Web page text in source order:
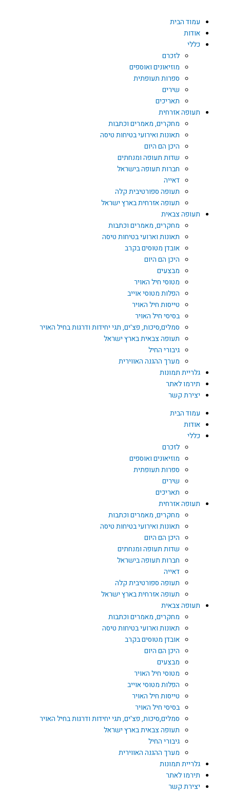
עמוד הבית
אודות
כללי
לזכרם
מוזיאונים ואוספים
ספרות תעופתית
שירים
תאריכים
תעופה אזרחית
מחקרים, מאמרים וכתבות
תאונות ואירועי בטיחות טיסה
היכן הם היום
שדות תעופה ומנחתים
חברות תעופה בישראל
דאייה
תעופה ספורטיבית קלה
תעופה אזרחית בארץ ישראל
תעופה צבאית
מחקרים, מאמרים וכתבות
תאונות וארועי בטיחות טיסה
אובדן מטוסים בקרב
היכן הם היום
מבצעים
מטוסי חיל האויר
הפלות מטוסי אוייב
טייסות חיל האויר
בסיסי חיל האויר
סמלים,סיכות, פצ'ים, תגי יחידות ודרגות בחיל האויר
תעופה צבאית בארץ ישראל
גיבורי החיל
מערך ההגנה האווירית
גלריית תמונות
תירמו לאתר
יצירת קשר
עמוד הבית
אודות
כללי
לזכרם
מוזיאונים ואוספים
ספרות תעופתית
שירים
תאריכים
תעופה אזרחית
מחקרים, מאמרים וכתבות
תאונות ואירועי בטיחות טיסה
היכן הם היום
שדות תעופה ומנחתים
חברות תעופה בישראל
דאייה
תעופה ספורטיבית קלה
תעופה אזרחית בארץ ישראל
תעופה צבאית
מחקרים, מאמרים וכתבות
תאונות וארועי בטיחות טיסה
אובדן מטוסים בקרב
היכן הם היום
מבצעים
מטוסי חיל האויר
הפלות מטוסי אוייב
טייסות חיל האויר
בסיסי חיל האויר
סמלים,סיכות, פצ'ים, תגי יחידות ודרגות בחיל האויר
תעופה צבאית בארץ ישראל
גיבורי החיל
מערך ההגנה האווירית
גלריית תמונות
תירמו לאתר
יצירת קשר